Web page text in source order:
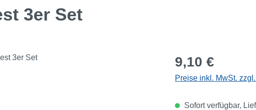
3er Set
Regulärer Preis:
9,10 €
Preise inkl. MwSt.
Sofort verfügbar,